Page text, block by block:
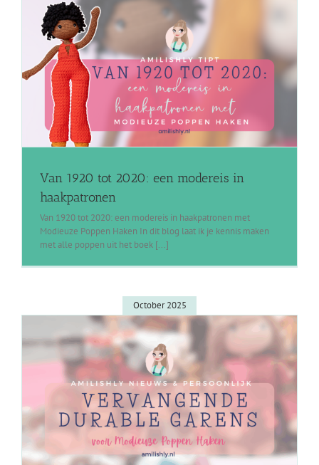
Van 1920 tot 2020: een modereis in
haakpatronen
Van 1920 tot 2020: een modereis in haakpatronen met
Modieuze Poppen Haken In dit blog laat ik je kennis maken
met alle poppen uit het boek [...]
October 2025